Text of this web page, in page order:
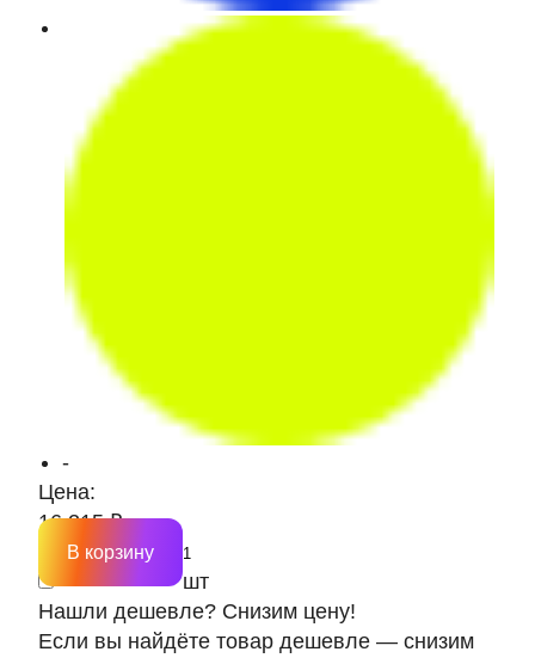
-
Цена:
16 215 ₽
шт
В корзину
Нашли дешевле? Снизим цену!
Если вы найдёте товар дешевле — снизим